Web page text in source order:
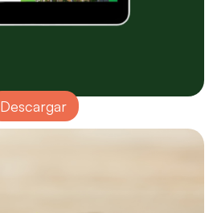
Descargar